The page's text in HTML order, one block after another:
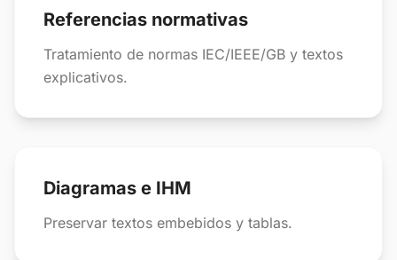
Referencias normativas
Tratamiento de normas IEC/IEEE/GB y textos
explicativos.
Diagramas e IHM
Preservar textos embebidos y tablas.